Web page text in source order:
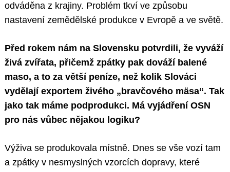
odváděna z krajiny. Problém tkví ve způsobu
nastavení zemědělské produkce v Evropě a ve světě.
Před rokem nám na Slovensku potvrdili, že vyváží
živá zvířata, přičemž zpátky pak dováží balené
maso, a to za větší peníze, než kolik Slováci
vydělají exportem živého „bravčového mäsa“. Tak
jako tak máme podprodukci. Má vyjádření OSN
pro nás vůbec nějakou logiku?
Výživa se produkovala místně. Dnes se vše vozí tam
a zpátky v nesmyslných vzorcích dopravy, které